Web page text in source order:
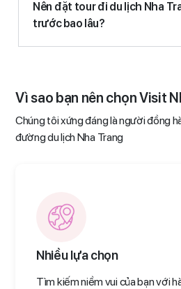
Nên đặt tour đi du lịch Nha
trước bao lâu?
Vì sao bạn nên chọn Visit
Chúng tôi xứng đáng là người đồng
đường du lịch Nha Trang
Nhiều lựa chọn
Tìm kiếm niềm vui của bạn với